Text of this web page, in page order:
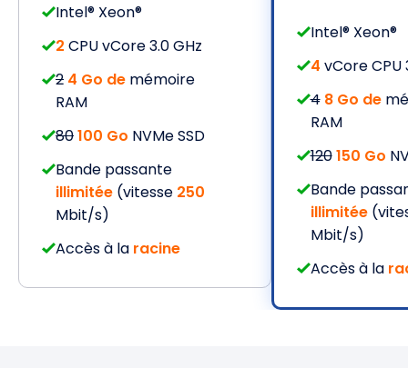
Intel® Xeon®
2 CPU vCore 3.0 GHz
2 4 Go de mémoire
RAM
80100 Go NVMe SSD
Bande passante
illimitée (vitesse 250
Mbit/s)
Accès à la racine
Intel® Xeon®
4 vCore CPU
4 8 Go de
RAM
120150 Go
Bande
illimitée
Mbit/s)
Accès à la